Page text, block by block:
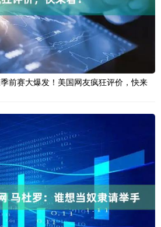
前赛大爆发！美国网友疯狂评价，快来